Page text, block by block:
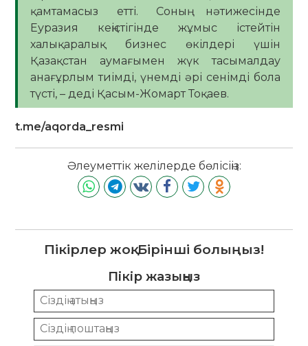
қамтамасыз етті. Соның нәтижесінде
Еуразия кеңістігінде жұмыс істейтін
халықаралық бизнес өкілдері үшін
Қазақстан аумағымен жүк тасымалдау
анағұрлым тиімді, үнемді әрі сенімді бола
түсті, – деді Қасым-Жомарт Тоқаев.
t.me/aqorda_resmi
Әлеуметтік желілерде бөлісіңіз:
Пікірлер жоқ. Бірінші болыңыз!
Пікір жазыңыз